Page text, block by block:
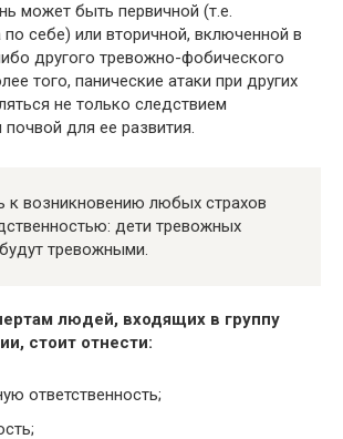
может быть первичной (т.е.
себе) или вторичной, включенной в
другого тревожно-фобического
того, панические атаки при других
не только следствием
для ее развития.
к возникновению любых страхов
дети тревожных
тревожными.
людей, входящих в группу
стоит отнести:
ответственность;